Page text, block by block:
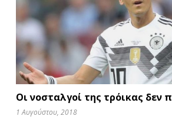
Οι νο­σταλ­γοί της τρόι­κας δεν
1 Αυγούστου, 2018